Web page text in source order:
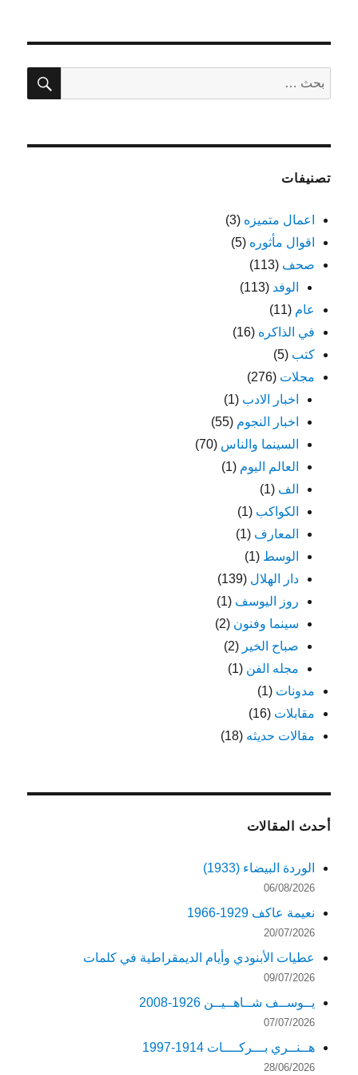
المقالات
عن:
بحث
تصنيفات
اعمال متميزه (3)
اقوال مأثوره (5)
صحف (113)
الوفد (113)
عام (11)
في الذاكره (16)
كتب (5)
مجلات (276)
اخبار الادب (1)
اخبار النجوم (55)
السينما والناس (70)
العالم اليوم (1)
الف (1)
الكواكب (1)
المعارف (1)
الوسط (1)
دار الهلال (139)
روز اليوسف (1)
سينما وفنون (2)
صباح الخير (2)
مجله الفن (1)
مدونات (1)
مقابلات (16)
مقالات حديثه (18)
أحدث المقالات
الوردة البيضاء (1933)
06/08/2026
نعيمة عاكف 1929-1966
20/07/2026
عطيات الأبنودي وأيام الديمقراطية في كلمات
09/07/2026
يــوســف شــاهــيــن 1926-2008
07/07/2026
هــنــري بـــركــــات 1914-1997
28/06/2026